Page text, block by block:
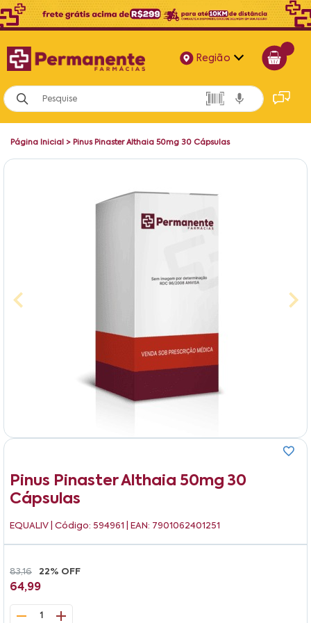
Região
Alagoas
Bahia
Página Inicial > Pinus Pinaster Althaia 50mg 30 Cápsulas
Pinus Pinaster Althaia 50mg 30
Cápsulas
EQUALIV | Código: 594961 | EAN: 7901062401251
83,16 22% OFF
64,99
1